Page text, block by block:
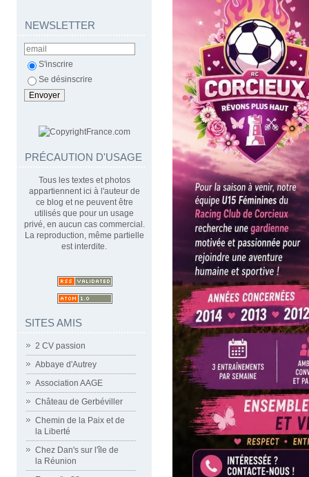
NEWSLETTER
S'inscrire
Se désinscrire
PRÉCAUTION D'USAGE
Tous les textes et photos
appartiennent ici à l'auteur de
ce blog et ne peuvent être
utilisés que pour un usage
privé, en aucun cas commercial.
La reproduction, même partielle
est interdite.
SITES AMIS
2 CV passion
Abbaye d'Autrey
Association AAGE
Château de Gerbéviller
Chemin de la Paix et de
la Liberté
Chez Dan's sur l'île de
la Réunion